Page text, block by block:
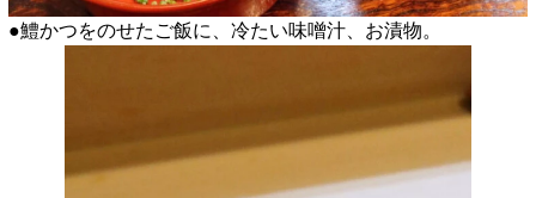
●鱧かつをのせたご飯に、冷たい味噌汁、お漬物。